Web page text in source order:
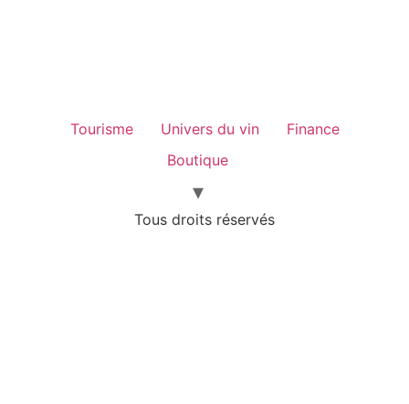
Tourisme Univers du vin
Finance
Boutique
Tous droits réservés